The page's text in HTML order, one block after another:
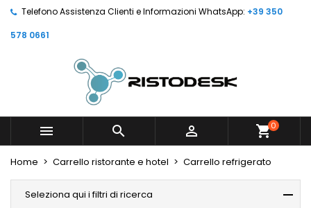
Telefono Assistenza Clienti e Informazioni WhatsApp: +39 350
578 0661
   shopping_cart0
Home Carrello ristorante e hotel Carrello refrigerato
Seleziona qui i filtri di ricerca